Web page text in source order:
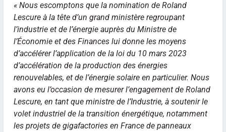
« Nous escomptons que la nomination de Roland
Lescure à la tête d’un grand ministère regroupant
l’industrie et de l’énergie auprès du Ministre de
l’Économie et des Finances lui donne les moyens
d’accélérer l’application de la loi du 10 mars 2023
d’accélération de la production des énergies
renouvelables, et de l’énergie solaire en particulier. Nous
avons eu l’occasion de mesurer l’engagement de Roland
Lescure, en tant que ministre de l’Industrie, à soutenir le
volet industriel de la transition énergétique, notamment
les projets de gigafactories en France de panneaux